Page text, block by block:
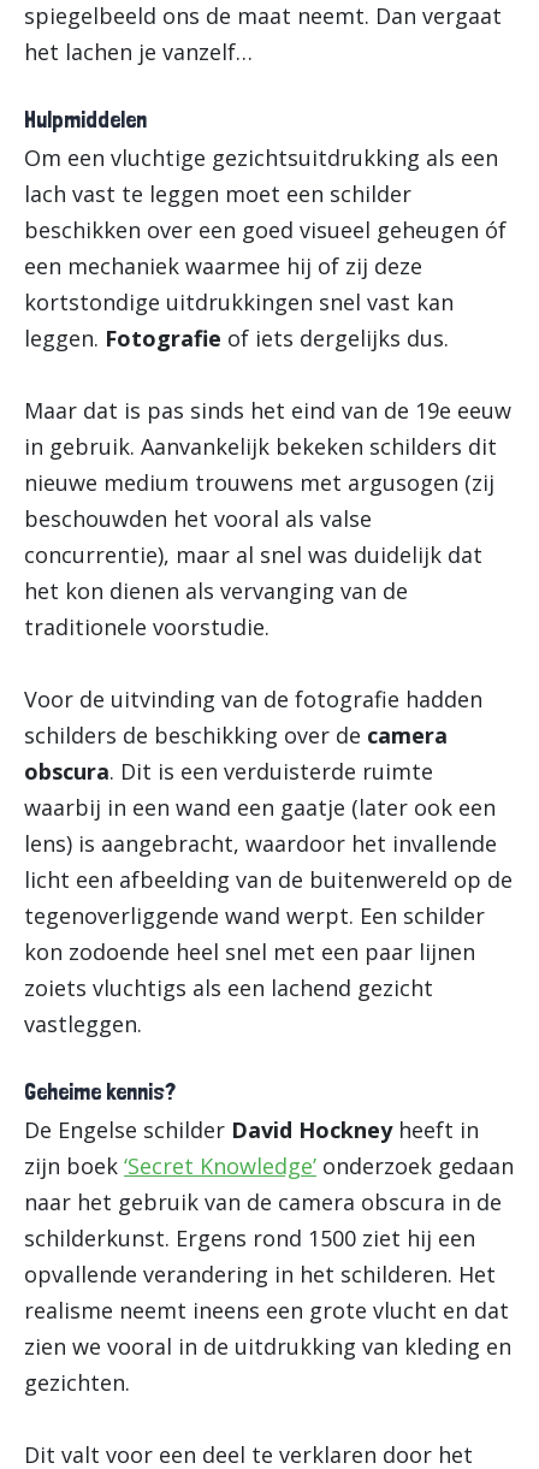
spiegelbeeld ons de maat neemt. Dan vergaat
het lachen je vanzelf…
Hulpmiddelen
Om een vluchtige gezichtsuitdrukking als een
lach vast te leggen moet een schilder
beschikken over een goed visueel geheugen óf
een mechaniek waarmee hij of zij deze
kortstondige uitdrukkingen snel vast kan
leggen. Fotografie of iets dergelijks dus.
Maar dat is pas sinds het eind van de 19e eeuw
in gebruik. Aanvankelijk bekeken schilders dit
nieuwe medium trouwens met argusogen (zij
beschouwden het vooral als valse
concurrentie), maar al snel was duidelijk dat
het kon dienen als vervanging van de
traditionele voorstudie.
Voor de uitvinding van de fotografie hadden
schilders de beschikking over de camera
obscura. Dit is een verduisterde ruimte
waarbij in een wand een gaatje (later ook een
lens) is aangebracht, waardoor het invallende
licht een afbeelding van de buitenwereld op de
tegenoverliggende wand werpt. Een schilder
kon zodoende heel snel met een paar lijnen
zoiets vluchtigs als een lachend gezicht
vastleggen.
Geheime kennis?
De Engelse schilder David Hockneyheeft in
zijn boek ‘Secret Knowledge’ onderzoek gedaan
naar het gebruik van de camera obscura in de
schilderkunst. Ergens rond 1500 ziet hij een
opvallende verandering in het schilderen. Het
realisme neemt ineens een grote vlucht en dat
zien we vooral in de uitdrukking van kleding en
gezichten.
Dit valt voor een deel te verklaren door het